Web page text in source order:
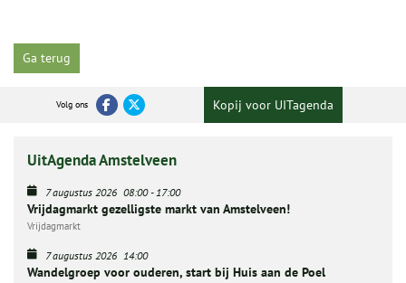
Ga terug
Volg ons Kopij voor UITagenda
UitAgenda Amstelveen
7 augustus 2026 08:00-17:00
Vrijdagmarkt gezelligste markt van Amstelveen!
Vrijdagmarkt
7 augustus 2026 14:00
Wandelgroep voor ouderen, start bij Huis aan de Poel